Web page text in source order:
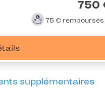
750
75 € remboursés
supplémentaires